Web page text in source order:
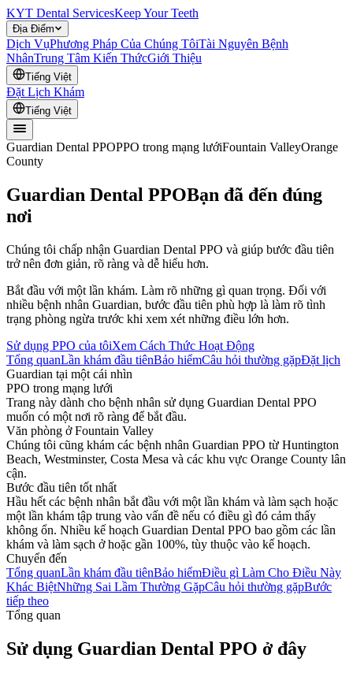
KYT Dental ServicesKeep Your Teeth
Địa Điểm
Dịch VụPhương Pháp Của Chúng TôiTài Nguyên Bệnh
NhânTrung Tâm Kiến ThứcGiới Thiệu
Tiếng Việt
Đặt Lịch Khám
Tiếng Việt
Guardian Dental PPOPPO trong mạng lướiFountain ValleyOrange
County
Guardian Dental PPOBạn đã đến đúng
nơi
Chúng tôi chấp nhận Guardian Dental PPO và giúp bước đầu tiên
trở nên đơn giản, rõ ràng và dễ hiểu hơn.
Bắt đầu với một lần khám. Làm rõ những gì quan trọng. Đối với
nhiều bệnh nhân Guardian, bước đầu tiên phù hợp là làm rõ tình
trạng phòng ngừa trước khi xem xét những điều lớn hơn.
Sử dụng PPO của tôiXem Cách Thức Hoạt Động
Tổng quanLần khám đầu tiênBảo hiểmCâu hỏi thường gặpĐặt lịch
Guardian tại một cái nhìn
PPO trong mạng lưới
Trang này dành cho bệnh nhân sử dụng Guardian Dental PPO
muốn có một nơi rõ ràng để bắt đầu.
Văn phòng ở Fountain Valley
Chúng tôi cũng khám các bệnh nhân Guardian PPO từ Huntington
Beach, Westminster, Costa Mesa và các khu vực Orange County lân
cận.
Bước đầu tiên tốt nhất
Hầu hết các bệnh nhân bắt đầu với một lần khám và làm sạch hoặc
một lần khám tập trung vào vấn đề nếu có điều gì đó cảm thấy
không ổn. Nhiều kế hoạch Guardian Dental PPO bao gồm các lần
khám và làm sạch ở hoặc gần 100%, tùy thuộc vào kế hoạch.
Chuyển đến
Tổng quanLần khám đầu tiênBảo hiểmĐiều gì Làm Cho Điều Này
Khác BiệtNhững Sai Lầm Thường GặpCâu hỏi thường gặpBước
tiếp theo
Tổng quan
Sử dụng Guardian Dental PPO ở đây